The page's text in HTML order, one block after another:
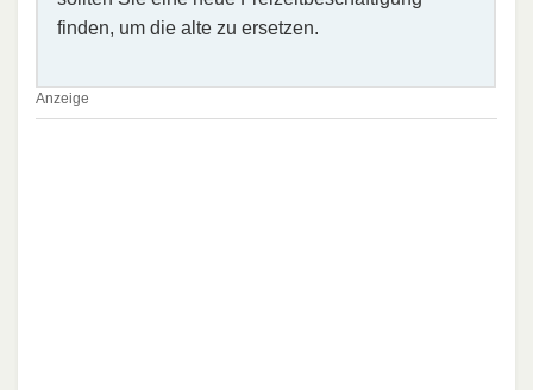
finden, um die alte zu ersetzen.
Anzeige